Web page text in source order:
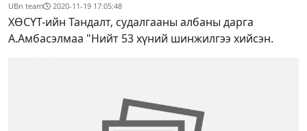
UBn team 2020-11-19 17:05:48
ХӨСҮТ-ийн Тандалт, судалгааны албаны дарга
А.Амбасэлмаа "Нийт 53 хүний шинжилгээ хийсэн.